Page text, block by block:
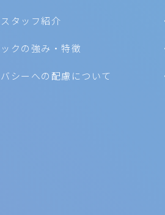
タッフ紹介
クの強み・特徴
シーへの配慮について